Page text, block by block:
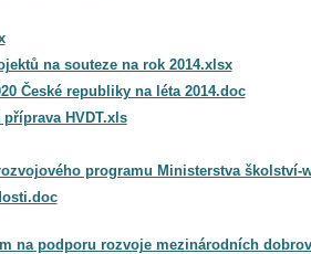
na souteze na rok 2014.xlsx
České republiky na léta 2014.doc
HVDT.xls
programu Ministerstva školství-
na podporu rozvoje mezinárodních